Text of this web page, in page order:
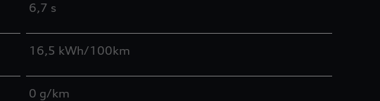
6,7 s
16,5 kWh/100km
0 g/km